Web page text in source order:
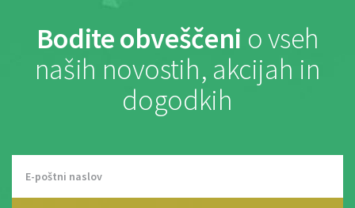
Bodite obveščeni o vseh
naših novostih, akcijah in
dogodkih